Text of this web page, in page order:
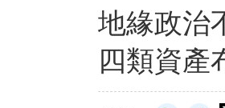
地緣政治
四類資產